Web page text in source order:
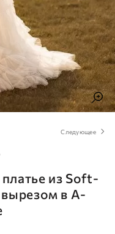
Следующее
из Soft-
в A-